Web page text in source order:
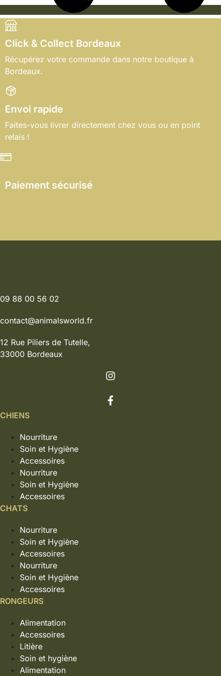
Click & Collect Bordeaux
Récupérez votre commande dans notre boutique à
Bordeaux.
Envoi rapide
Faites-vous livrer directement chez vous ou en point
relais !
Paiement sécurisé
09 88 00 56 02
contact@animalsworld.fr
12 Rue Piliers de Tutelle,
33000 Bordeaux
CHIENS
Nourriture
Soin et Hygiène
Accessoires
Nourriture
Soin et Hygiène
Accessoires
CHATS
Nourriture
Soin et Hygiène
Accessoires
Nourriture
Soin et Hygiène
Accessoires
RONGEURS
Alimentation
Accessoires
Litière
Soin et hygiène
Alimentation